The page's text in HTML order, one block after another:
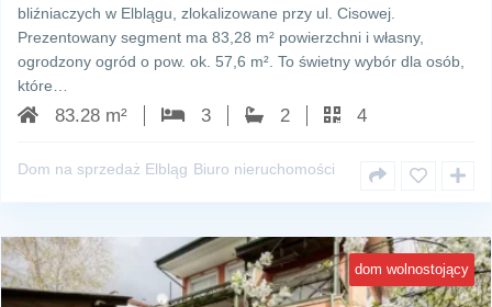
bliźniaczych w Elblągu, zlokalizowane przy ul. Cisowej.
Prezentowany segment ma 83,28 m² powierzchni i własny,
ogrodzony ogród o pow. ok. 57,6 m². To świetny wybór dla osób,
które…
83.28 m² 3 2 4
Dom na sprzedaż Elbląg Biuro nieruchomości
dom wolnostojący